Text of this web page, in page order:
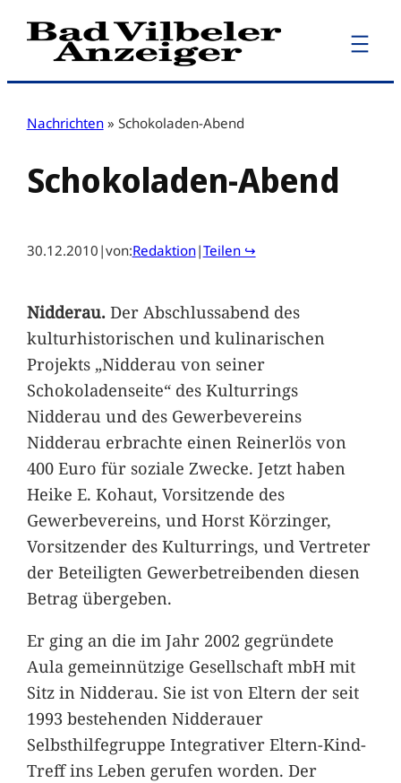
Zum
Inhalt
Nachrichten » Schokoladen-Abend
Schokoladen-Abend
30.12.2010 |von:Redaktion|Teilen ↪
Nidderau.Der Abschlussabend des
kulturhistorischen und kulinarischen
Projekts „Nidderau von seiner
Schokoladenseite“ des Kulturrings
Nidderau und des Gewerbevereins
Nidderau erbrachte einen Reinerlös von
400 Euro für soziale Zwecke. Jetzt haben
Heike E. Kohaut, Vorsitzende des
Gewerbevereins, und Horst Körzinger,
Vorsitzender des Kulturrings, und Vertreter
der Beteiligten Gewerbetreibenden diesen
Betrag übergeben.
Er ging an die im Jahr 2002 gegründete
Aula gemeinnützige Gesellschaft mbH mit
Sitz in Nidderau. Sie ist von Eltern der seit
1993 bestehenden Nidderauer
Selbsthilfegruppe Integrativer Eltern-Kind-
Treff ins Leben gerufen worden. Der